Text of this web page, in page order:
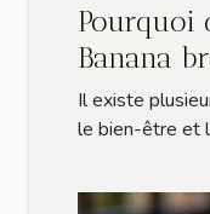
Pourquoi
Banana
Il existe
le bien-être et